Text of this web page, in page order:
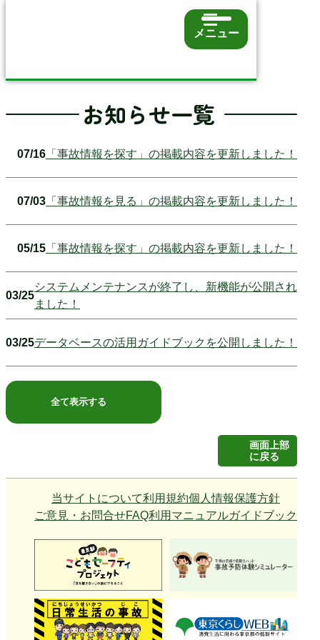
メニュー
お知らせ一覧
「事故情報を探す」の掲載内容を更新しました！
07/16
「事故情報を見る」の掲載内容を更新しました！
07/03
「事故情報を探す」の掲載内容を更新しました！
05/15
システムメンテナンスが終了し、新機能が公開され
ました！
03/25
データベースの活用ガイドブックを公開しました！
03/25
全て表示する
画面上部
に戻る
当サイトについて利用規約個人情報保護方針
ご意見・お問合せFAQ利用マニュアルガイドブック